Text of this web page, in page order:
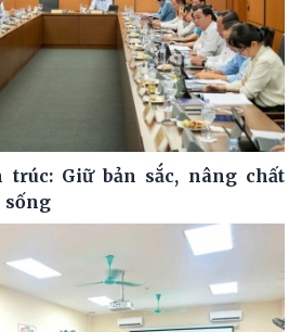
trúc: Giữ bản sắc, nâng chất
sống